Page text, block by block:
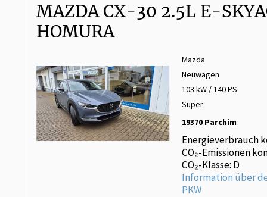
MAZDA CX-30 2.5L E-
HOMURA
Mazda
Neuwagen
103 kW / 140 PS
Super
19370 Parchim
Energieverbrauch
CO₂-Emissionen
CO₂-Klasse: D
Information über
PKW